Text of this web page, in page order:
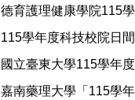
德育護理健康學院115
115學年度科技校院日
國立臺東大學115學年
嘉南藥理大學「115學